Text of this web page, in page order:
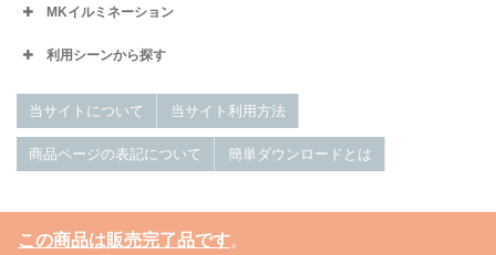
MKイルミネーション
利用シーンから探す
当サイトについて 当サイト利用方法
商品ページの表記について 簡単ダウンロードとは
この商品は販売完了品です。